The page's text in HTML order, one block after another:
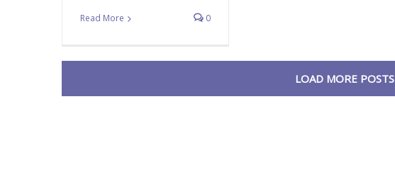
Read More 0
LOAD MORE POSTS